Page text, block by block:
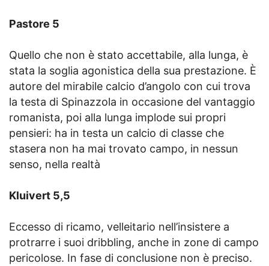
Pastore 5
Quello che non è stato accettabile, alla lunga, è
stata la soglia agonistica della sua prestazione. È
autore del mirabile calcio d’angolo con cui trova
la testa di Spinazzola in occasione del vantaggio
romanista, poi alla lunga implode sui propri
pensieri: ha in testa un calcio di classe che
stasera non ha mai trovato campo, in nessun
senso, nella realtà
Kluivert 5,5
Eccesso di ricamo, velleitario nell’insistere a
protrarre i suoi dribbling, anche in zone di campo
pericolose. In fase di conclusione non è preciso.